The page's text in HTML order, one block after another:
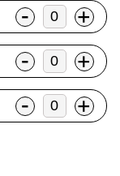
- +
- +
- +